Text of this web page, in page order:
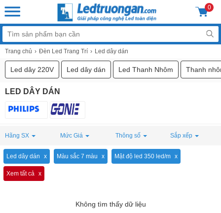
0
Trang chủ Đèn Led Trang Trí Led dây dán
Led dây 220V Led dây dán Led Thanh Nhôm Thanh
LED DÂY DÁN
Hãng SX Mức Giá Thông số Sắp xếp
Led dây dán Màu sắc 7 màu Mật độ led 350 led/m
Xem tất cả
Không tìm thấy dữ liệu